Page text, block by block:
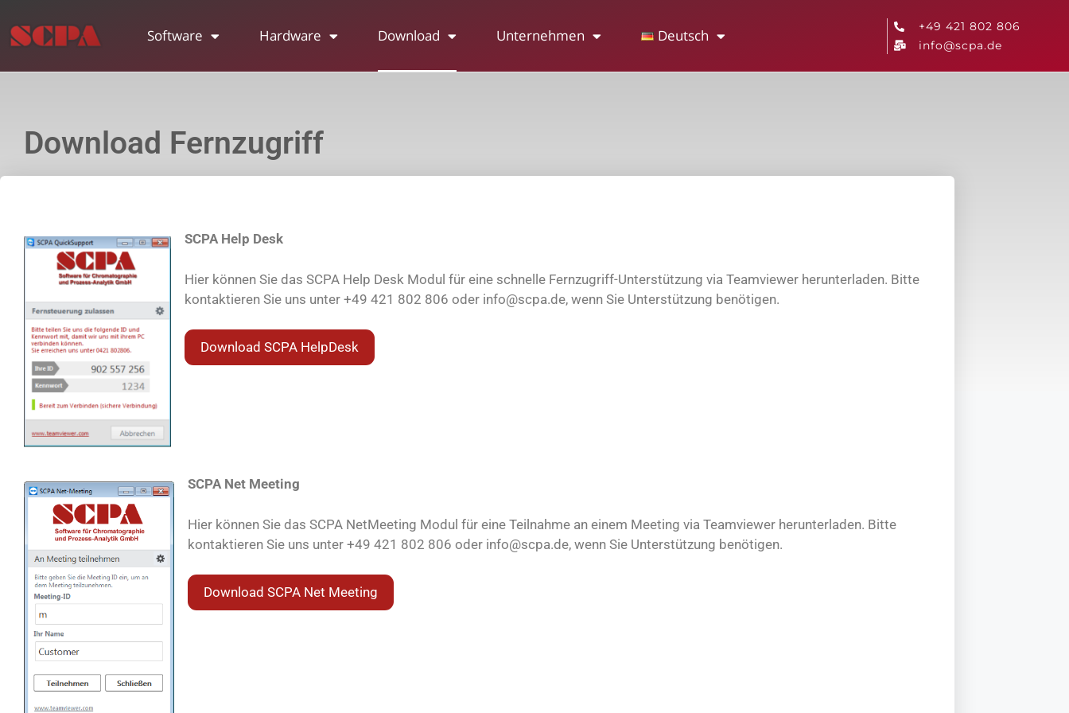
Software Hardware Download Unternehmen Deutsch
+49 421 802 806
info@scpa.de
Download Fernzugriff
SCPA Help Desk
Hier können Sie das SCPA Help Desk Modul für eine schnelle Fernzugriff-Unterstützung via Teamviewer herunterladen. Bitte
kontaktieren Sie uns unter +49 421 802 806 oder info@scpa.de, wenn Sie Unterstützung benötigen.
Download SCPA HelpDesk
SCPA Net Meeting
Hier können Sie das SCPA NetMeeting Modul für eine Teilnahme an einem Meeting via Teamviewer herunterladen. Bitte
kontaktieren Sie uns unter +49 421 802 806 oder info@scpa.de, wenn Sie Unterstützung benötigen.
Download SCPA Net Meeting